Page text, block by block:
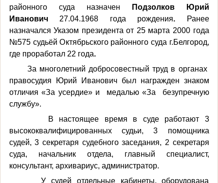
районного суда назначен
Подзолков Юрий
Иванович 27.04.1968 года рождения.
Ранее
назначался Указом президента от 25 марта 2000 года
№575 судьёй Октябрьского районного суда г.Белгород,
где проработал 22 года.
За многолетний добросовестный труд в органах
правосудия Юрий Иванович был награжден знаком
отличия «За усердие» и медалью «За безупречную
службу».
В настоящее время в суде работают 3
высококвалифицированных судьи, 3 помощника
судей, 3 секретаря судебного заседания, 2 секретаря
суда, начальник отдела, главный специалист,
консультант, архивариус, администратор.
У судей отдельные кабинеты, оборудована